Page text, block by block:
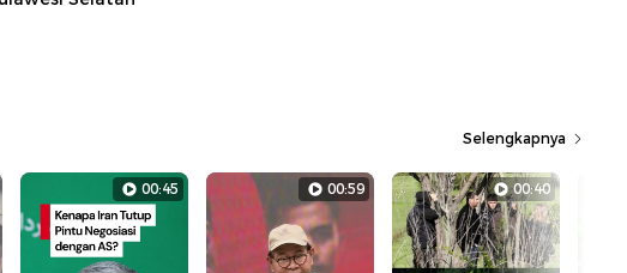
Selengkapnya
00:45 00:59 00:40